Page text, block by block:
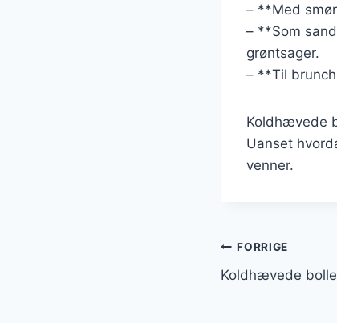
– **Med
– **Som
grøntsager.
– **Til
Koldhævede
Uanset
venner.
FORRIGE
Koldhævede